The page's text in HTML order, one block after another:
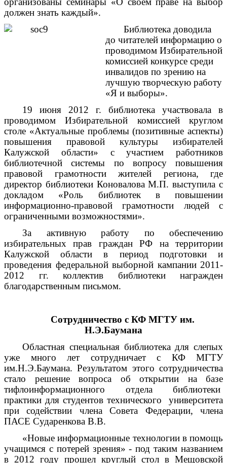
должен знать каждый».
Библиотека доводила
до читателей информацию о
проводимом Избирательной
комиссией конкурсе среди
инвалидов по зрению на
лучшую творческую работу
«Я и выборы».
19 июня 2012 г. библиотека участвовала в
проводимом Избирательной комиссией круглом
столе «Актуальные проблемы (позитивные аспекты)
повышения правовой культуры избирателей
Калужской области» с участием работников
библиотечной системы по вопросу повышения
правовой грамотности жителей региона, где
директор библиотеки Коновалова М.П. выступила с
докладом «Роль библиотек в повышении
информационно-правовой грамотности людей с
ограниченными возможностями».
За активную работу по обеспечению
избирательных прав граждан РФ на территории
Калужской области в период подготовки и
проведения федеральной выборной кампании 2011-
2012 гг. коллектив библиотеки награжден
благодарственным письмом.
Сотрудничество с КФ МГТУ им.
Н.Э.Баумана
Областная специальная библиотека для слепых
уже много лет сотрудничает с КФ МГТУ
им.Н.Э.Баумана. Результатом этого сотрудничества
стало решение вопроса об открытии на базе
тифлоинформационного отдела библиотеки
практики для студентов технического университета
при содействии члена Совета Федерации, члена
ПАСЕ Сударенкова В.В.
«Новые информационные технологии в помощь
учащимся с потерей зрения» - под таким названием
в 2012 году прошел круглый стол в Мещовской